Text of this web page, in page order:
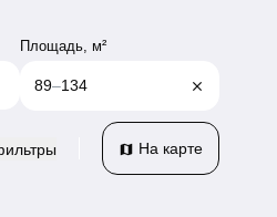
Площадь, м²
89–134 close
map На карте